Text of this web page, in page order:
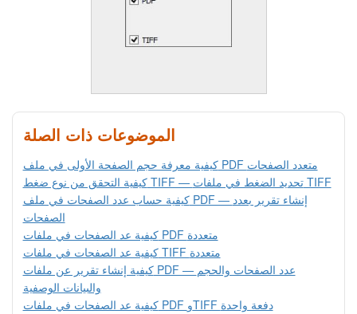
الموضوعات ذات الصلة
كيفية معرفة حجم الصفحة الأولى في ملف PDF متعدد الصفحات
كيفية التحقق من نوع ضغط TIFF — تحديد الضغط في ملفات TIFF
كيفية حساب عدد الصفحات في ملف PDF — إنشاء تقرير بعدد
الصفحات
كيفية عد الصفحات في ملفات PDF متعددة
كيفية عد الصفحات في ملفات TIFF متعددة
كيفية إنشاء تقرير عن ملفات PDF — عدد الصفحات والحجم
والبيانات الوصفية
كيفية عد الصفحات في ملفات PDF وTIFF دفعة واحدة